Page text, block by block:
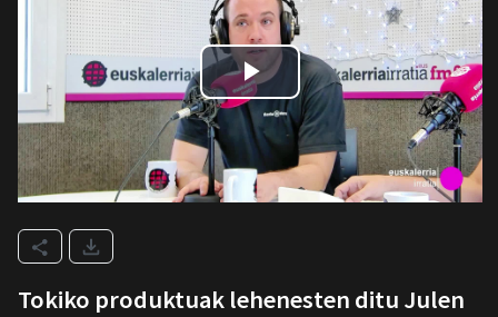
Tokiko produktuak lehenesten ditu Julen